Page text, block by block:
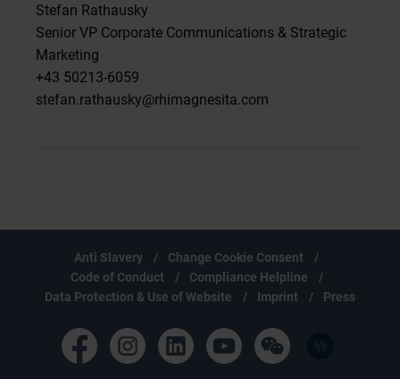
Stefan Rathausky
Senior VP Corporate Communications & Strategic
Marketing
+43 50213-6059
stefan.rathausky@rhimagnesita.com
Anti Slavery
Change Cookie Consent
Code of Conduct
Compliance Helpline
Data Protection & Use of Website
Imprint Press